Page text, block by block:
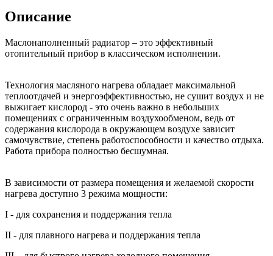
Описание
Маслонаполненный радиатор – это эффективный
отопительный прибор в классическом исполнении.
Технология масляного нагрева обладает максимальной
теплоотдачей и энергоэффективностью, не сушит воздух и не
выжигает кислород - это очень важно в небольших
помещениях с ограниченным воздухообменом, ведь от
содержания кислорода в окружающем воздухе зависит
самочувствие, степень работоспособности и качество отдыха.
Работа прибора полностью бесшумная.
В зависимости от размера помещения и желаемой скорости
нагрева доступно 3 режима мощности:
I - для сохранения и поддержания тепла
II - для плавного нагрева и поддержания тепла